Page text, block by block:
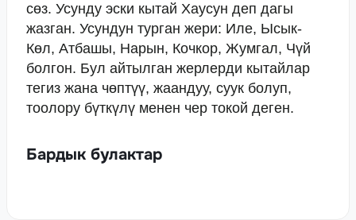
сөз. Усунду эски кытай Хаусун деп дагы
жазган. Усундун турган жери: Иле, Ысык-
Көл, Атбашы, Нарын, Кочкор, Жумгал, Чүй
болгон. Бул айтылган жерлерди кытайлар
тегиз жана чөптүү, жаандуу, суук болуп,
тоолору бүткүлү менен чер токой деген.
Бардык булактар